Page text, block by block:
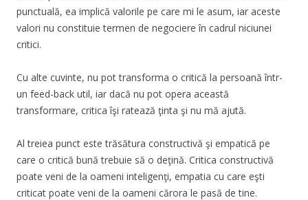
punctuală, ea implică valorile pe care mi le asum, iar aceste
valori nu constituie termen de negociere în cadrul niciunei
critici.
Cu alte cuvinte, nu pot transforma o critică la persoană într-
un feed-back util, iar dacă nu pot opera această
transformare, critica îşi ratează ţinta şi nu mă ajută.
Al treiea punct este trăsătura constructivă şi empatică pe
care o critică bună trebuie să o deţină. Critica constructivă
poate veni de la oameni inteligenţi, empatia cu care eşti
criticat poate veni de la oameni cărora le pasă de tine.